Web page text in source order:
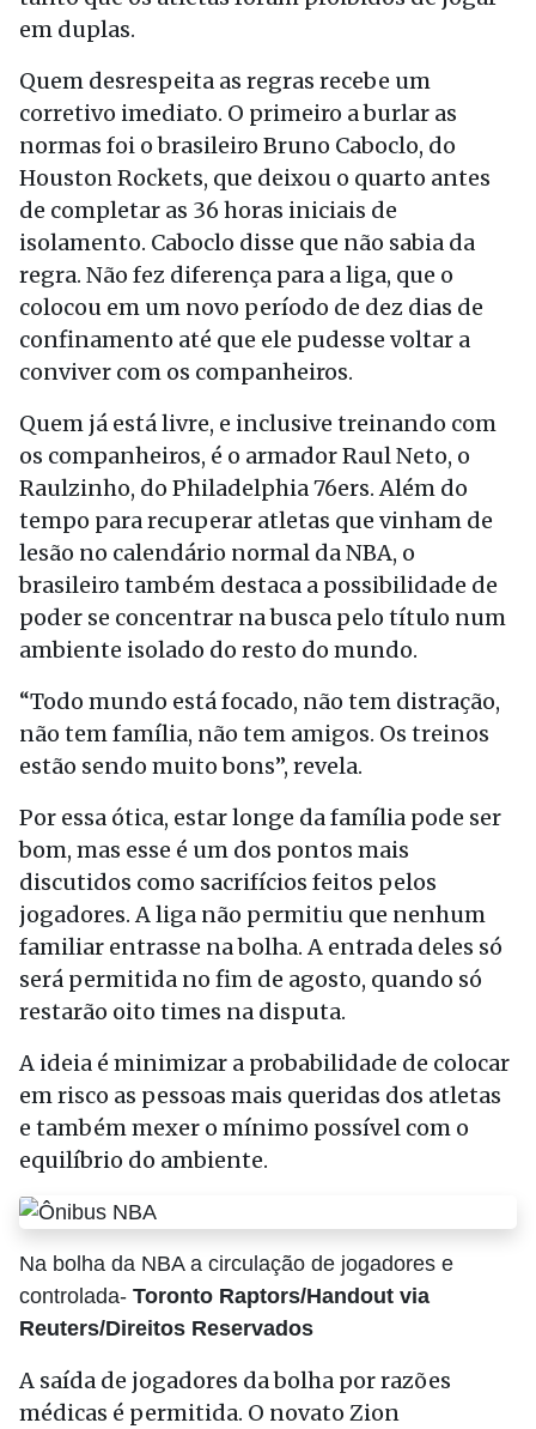
em duplas.
Quem desrespeita as regras recebe um
corretivo imediato. O primeiro a burlar as
normas foi o brasileiro Bruno Caboclo, do
Houston Rockets, que deixou o quarto antes
de completar as 36 horas iniciais de
isolamento. Caboclo disse que não sabia da
regra. Não fez diferença para a liga, que o
colocou em um novo período de dez dias de
confinamento até que ele pudesse voltar a
conviver com os companheiros.
Quem já está livre, e inclusive treinando com
os companheiros, é o armador Raul Neto, o
Raulzinho, do Philadelphia 76ers. Além do
tempo para recuperar atletas que vinham de
lesão no calendário normal da NBA, o
brasileiro também destaca a possibilidade de
poder se concentrar na busca pelo título num
ambiente isolado do resto do mundo.
“Todo mundo está focado, não tem distração,
não tem família, não tem amigos. Os treinos
estão sendo muito bons”, revela.
Por essa ótica, estar longe da família pode ser
bom, mas esse é um dos pontos mais
discutidos como sacrifícios feitos pelos
jogadores. A liga não permitiu que nenhum
familiar entrasse na bolha. A entrada deles só
será permitida no fim de agosto, quando só
restarão oito times na disputa.
A ideia é minimizar a probabilidade de colocar
em risco as pessoas mais queridas dos atletas
e também mexer o mínimo possível com o
equilíbrio do ambiente.
Na bolha da NBA a circulação de jogadores e
controlada- Toronto Raptors/Handout via
Reuters/Direitos Reservados
A saída de jogadores da bolha por razões
médicas é permitida. O novato Zion